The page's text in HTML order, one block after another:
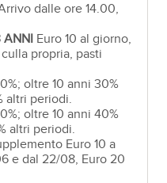
dalle ore 14.00,
ANNI Euro 10 al giorno,
propria, pasti
oltre 10 anni 30%
altri periodi.
oltre 10 anni 40%
altri periodi.
Euro 10 a
e dal 22/08, Euro 20